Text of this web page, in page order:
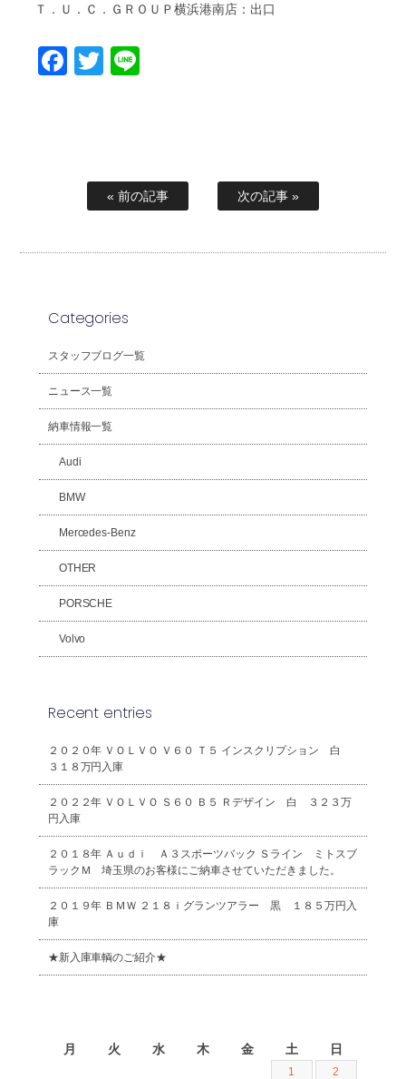
Ｔ．Ｕ．Ｃ．ＧＲＯＵＰ横浜港南店：出口
Facebook
Twitter
« 前の記事 次の記事 »
Categories
スタッフブログ一覧
ニュース一覧
納車情報一覧
Audi
BMW
Mercedes-Benz
OTHER
PORSCHE
Volvo
Recent entries
２０２０年 ＶＯＬＶＯ Ｖ６０ Ｔ５ インスクリプション 白
３１８万円入庫
２０２２年 ＶＯＬＶＯ Ｓ６０ Ｂ５ Ｒデザイン 白 ３２３万
円入庫
２０１８年 Ａｕｄｉ Ａ３スポーツバック Ｓライン ミトスブ
ラックＭ 埼玉県のお客様にご納車させていただきました。
２０１９年 ＢＭＷ ２１８ｉグランツアラー 黒 １８５万円入
庫
★新入庫車輌のご紹介★
月 火 水 木 金 土 日
1 2